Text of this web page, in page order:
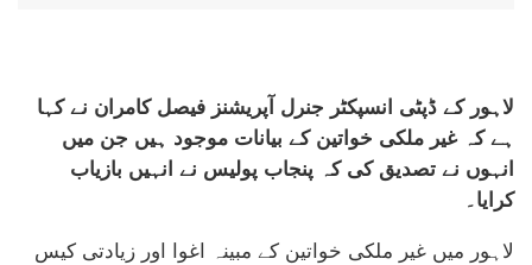
لاہور کے ڈپٹی انسپکٹر جنرل آپریشنز فیصل کامران نے کہا
ہے کہ غیر ملکی خواتین کے بیانات موجود ہیں جن میں
انہوں نے تصدیق کی کہ پنجاب پولیس نے انہیں بازیاب
کرایا۔
لاہور میں غیر ملکی خواتین کے مبینہ اغوا اور زیادتی کیس